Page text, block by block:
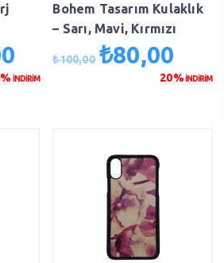
andaki
İNDİRİM
Bohem Tasarım Kulaklık
– Sarı, Mavi, Kırmızı
₺100,00 Orijinal
₺80,00
andaki
20%İNDİRİM